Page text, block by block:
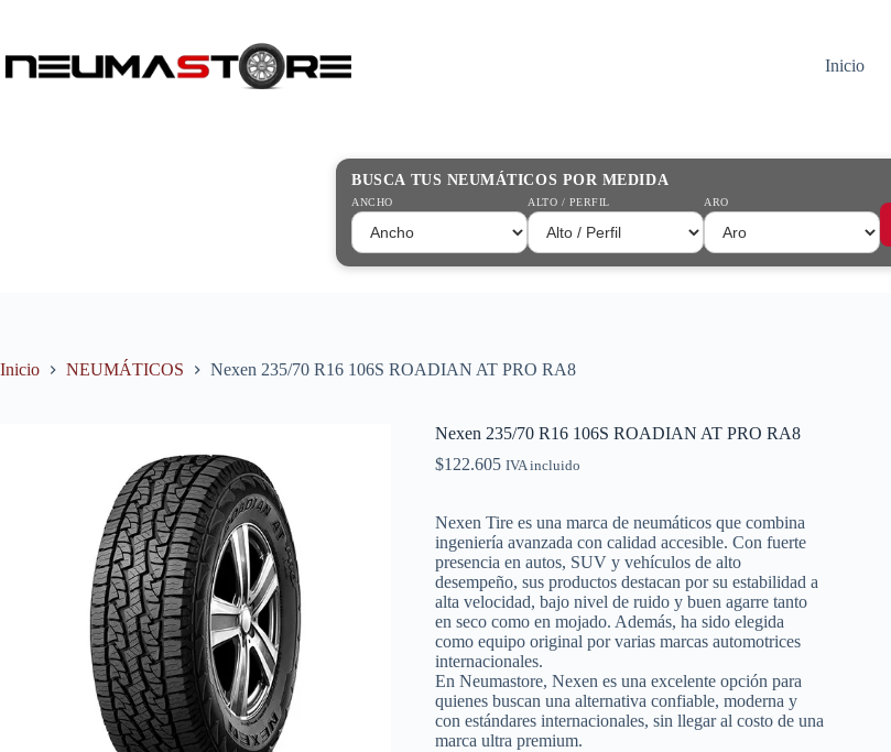
Búsqueda
de
Inicio
BUSCA TUS NEUMÁTICOS POR MEDIDA
ANCHO ALTO / PERFIL ARO
Inicio NEUMÁTICOS Nexen 235/70 R16 106S ROADIAN AT PRO RA8
Nexen 235/70 R16 106S ROADIAN AT PRO RA8
$122.605 IVA incluido
Nexen Tire es una marca de neumáticos que combina
ingeniería avanzada con calidad accesible. Con fuerte
presencia en autos, SUV y vehículos de alto
desempeño, sus productos destacan por su estabilidad a
alta velocidad, bajo nivel de ruido y buen agarre tanto
en seco como en mojado. Además, ha sido elegida
como equipo original por varias marcas automotrices
internacionales.
En Neumastore, Nexen es una excelente opción para
quienes buscan una alternativa confiable, moderna y
con estándares internacionales, sin llegar al costo de una
marca ultra premium.